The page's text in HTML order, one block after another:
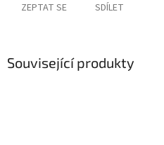
ZEPTAT SE SDÍLET
Související produkty